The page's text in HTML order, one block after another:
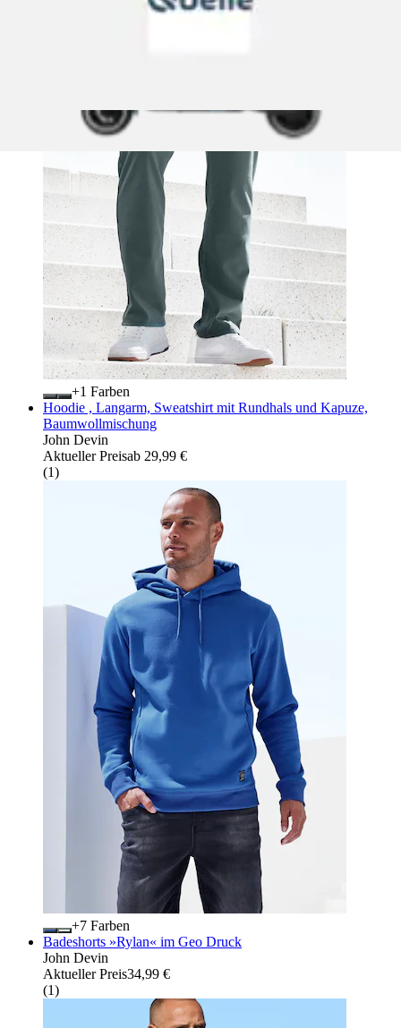
+
Farben
Hoodie , Langarm, Sweatshirt mit Rundhals und Kapuze,
Baumwollmischung
John Devin
Aktueller Preisab 29,99 €
(1)
+
Farben
Badeshorts »Rylan« im Geo Druck
John Devin
Aktueller Preis34,99 €
(1)